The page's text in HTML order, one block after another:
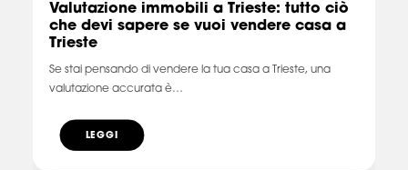
Valutazione immobili a Trieste: tutto ciò
che devi sapere se vuoi vendere casa a
Trieste
Se stai pensando di vendere la tua casa a Trieste, una
valutazione accurata è…
LEGGI